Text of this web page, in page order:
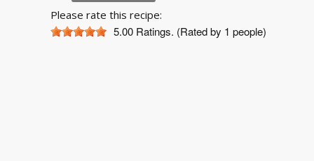
Please rate this recipe:
5.00 Ratings. (Rated by 1 people)